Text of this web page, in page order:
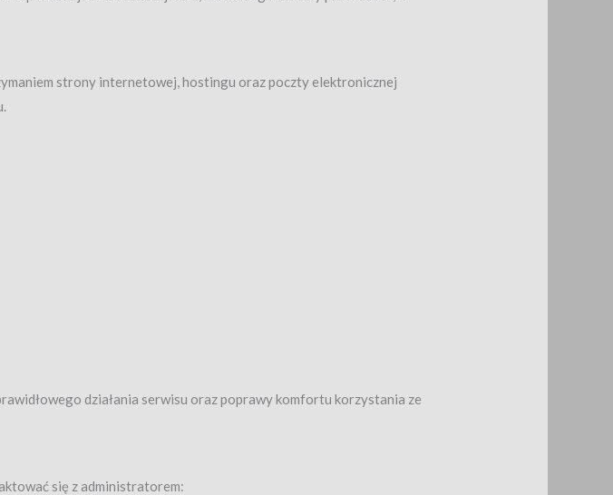
strony internetowej, hostingu oraz poczty elektronicznej
działania serwisu oraz poprawy komfortu korzystania ze
się z administratorem: